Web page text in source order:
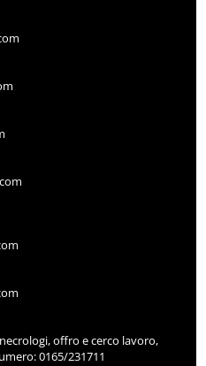
offro e cerco lavoro,
0165/231711